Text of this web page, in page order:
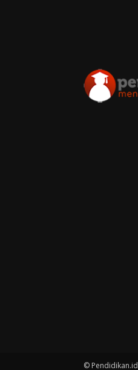
© Pendidikan.id